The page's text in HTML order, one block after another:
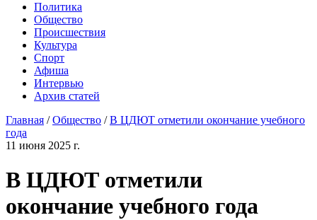
Политика
Общество
Проиcшествия
Культура
Спорт
Афиша
Интервью
Архив статей
Главная /Общество /В ЦДЮТ отметили окончание учебного
года
11 июня 2025 г.
В ЦДЮТ отметили
окончание учебного года